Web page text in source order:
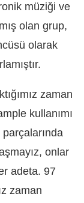
müziği ve
olan grup,
olarak
zaman
kullanımı
onlar
adeta. 97
zaman